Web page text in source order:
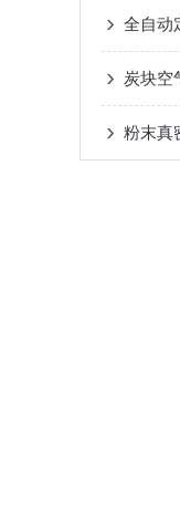
全自动
炭块空
粉末真